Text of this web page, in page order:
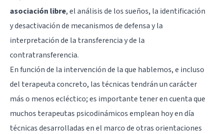
asociación libre, el análisis de los sueños, la identificación
y desactivación de mecanismos de defensa y la
interpretación de la transferencia y de la
contratransferencia.
En función de la intervención de la que hablemos, e incluso
del terapeuta concreto, las técnicas tendrán un carácter
más o menos ecléctico; es importante tener en cuenta que
muchos terapeutas psicodinámicos emplean hoy en día
técnicas desarrolladas en el marco de otras orientaciones